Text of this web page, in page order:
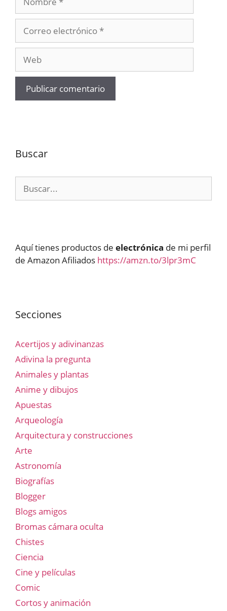
electrónico
Buscar
Aquí tienes productos de electrónica de mi perfil
de Amazon Afiliados https://amzn.to/3lpr3mC
Secciones
Acertijos y adivinanzas
Adivina la pregunta
Animales y plantas
Anime y dibujos
Apuestas
Arqueología
Arquitectura y construcciones
Arte
Astronomía
Biografías
Blogger
Blogs amigos
Bromas cámara oculta
Chistes
Ciencia
Cine y películas
Comic
Cortos y animación